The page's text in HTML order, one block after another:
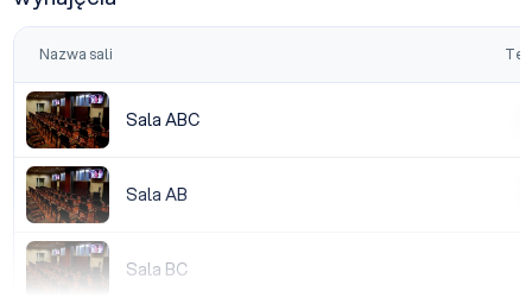
Nazwa sali
Sala ABC
Sala ABC
Sala AB
Sala AB
Sala BC
Sala BC